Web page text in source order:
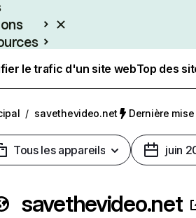
le trafic d'un site webTop des
/ savethevideo.net Dernière
Tous les appareils juin
savethevideo.net